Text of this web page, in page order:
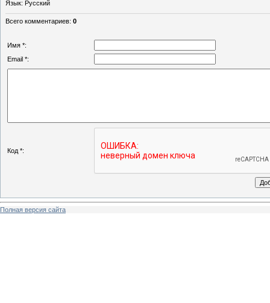
Язык: Русский
Всего комментариев: 0
Имя *:
Email *:
Код *:
Полная версия сайта